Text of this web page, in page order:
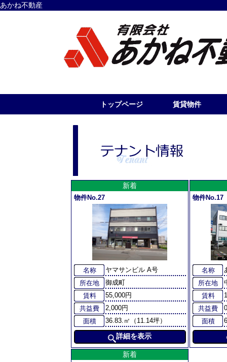
あかね不動産
トップページ 賃貸物件
新着
物件No.27
名称
ヤマサンビル A号
所在地
御成町
賃料
55,000円
共益費
2,000円
面積
36.83.㎡（11.14坪）
詳細を表示
物件No.17
名称
所在地
賃料
共益費
面積
新着